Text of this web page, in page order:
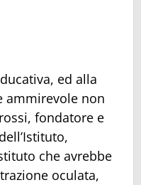
ed alla
ammirevole non
fondatore e
che avrebbe
oculata,